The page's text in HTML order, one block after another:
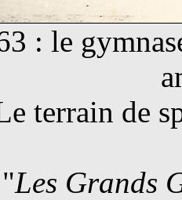
: le
terrain de
Les Grands